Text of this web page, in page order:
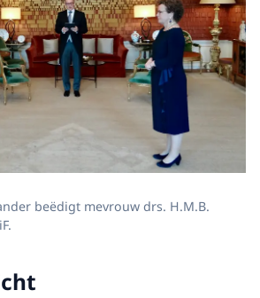
beëdigt mevrouw drs. H.M.B.